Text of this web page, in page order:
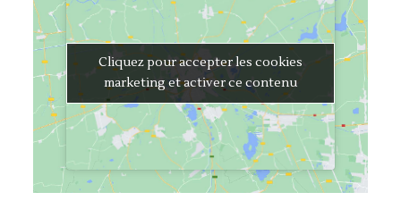
Cliquez pour accepter les cookies
marketing et activer ce contenu
Cliquez pour accepter les cookies
marketing et activer ce contenu